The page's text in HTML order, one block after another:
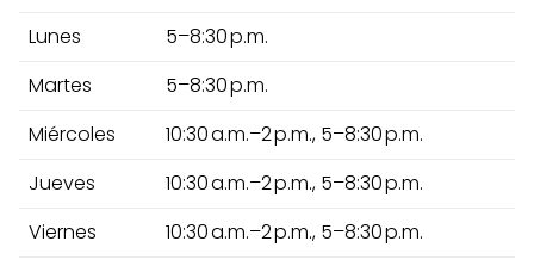
Lunes
5–8:30 p.m.
Martes
5–8:30 p.m.
Miércoles
10:30 a.m.–2 p.m., 5–8:30 p.m.
Jueves
10:30 a.m.–2 p.m., 5–8:30 p.m.
Viernes
10:30 a.m.–2 p.m., 5–8:30 p.m.